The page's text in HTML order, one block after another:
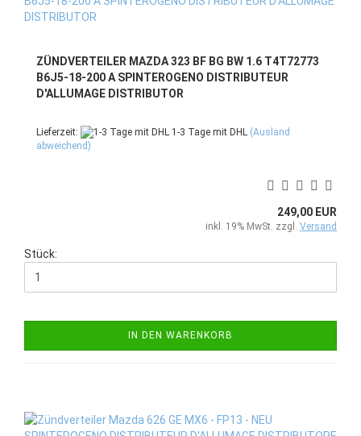
ZÜNDVERTEILER MAZDA 323 BF BG BW 1.6 T4T72773
B6J5-18-200 A SPINTEROGENO DISTRIBUTEUR
D'ALLUMAGE DISTRIBUTOR
Lieferzeit: 1-3 Tage mit DHL (Ausland
abweichend)
249,00 EUR
inkl. 19% MwSt. zzgl. Versand
Stück:
IN DEN WARENKORB